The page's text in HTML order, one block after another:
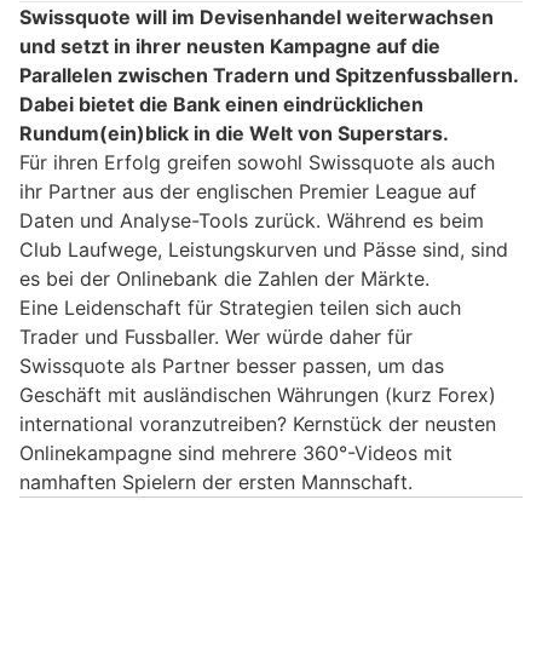
Swissquote will im Devisenhandel weiterwachsen
und setzt in ihrer neusten Kampagne auf die
Parallelen zwischen Tradern und Spitzenfussballern.
Dabei bietet die Bank einen eindrücklichen
Rundum(ein)blick in die Welt von Superstars.
Für ihren Erfolg greifen sowohl Swissquote als auch
ihr Partner aus der englischen Premier League auf
Daten und Analyse-Tools zurück. Während es beim
Club Laufwege, Leistungskurven und Pässe sind, sind
es bei der Onlinebank die Zahlen der Märkte.
Eine Leidenschaft für Strategien teilen sich auch
Trader und Fussballer. Wer würde daher für
Swissquote als Partner besser passen, um das
Geschäft mit ausländischen Währungen (kurz Forex)
international voranzutreiben? Kernstück der neusten
Onlinekampagne sind mehrere 360°-Videos mit
namhaften Spielern der ersten Mannschaft.